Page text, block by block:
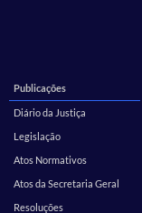
Publicações
Diário da Justiça
Legislação
Atos Normativos
Atos da Secretaria Geral
Resoluções